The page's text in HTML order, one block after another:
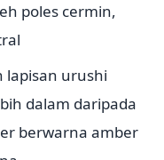
poles cermin,
lapisan urushi
dalam daripada
berwarna amber